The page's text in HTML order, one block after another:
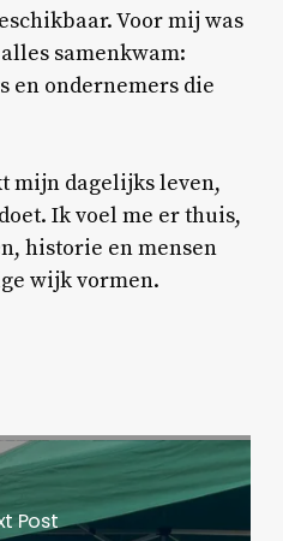
Voor mij was
samenkwam:
ondernemers die
mijn dagelijks leven,
Ik voel me er thuis,
historie en mensen
wijk vormen.
Post